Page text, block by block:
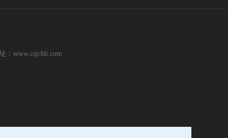
：www.csjchb.com